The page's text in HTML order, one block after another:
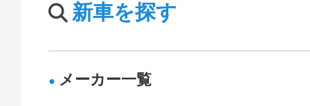
新車を探す
メーカー一覧